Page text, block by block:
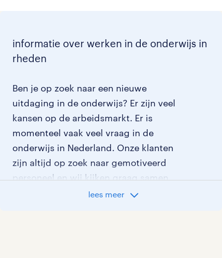
informatie over werken in de onderwijs in
rheden
Ben je op zoek naar een nieuwe
uitdaging in de onderwijs? Er zijn veel
kansen op de arbeidsmarkt. Er is
momenteel vaak veel vraag in de
onderwijs in Nederland. Onze klanten
zijn altijd op zoek naar gemotiveerd
personeel en wij kijken graag samen
met je naar de organisatie die het beste
lees meer